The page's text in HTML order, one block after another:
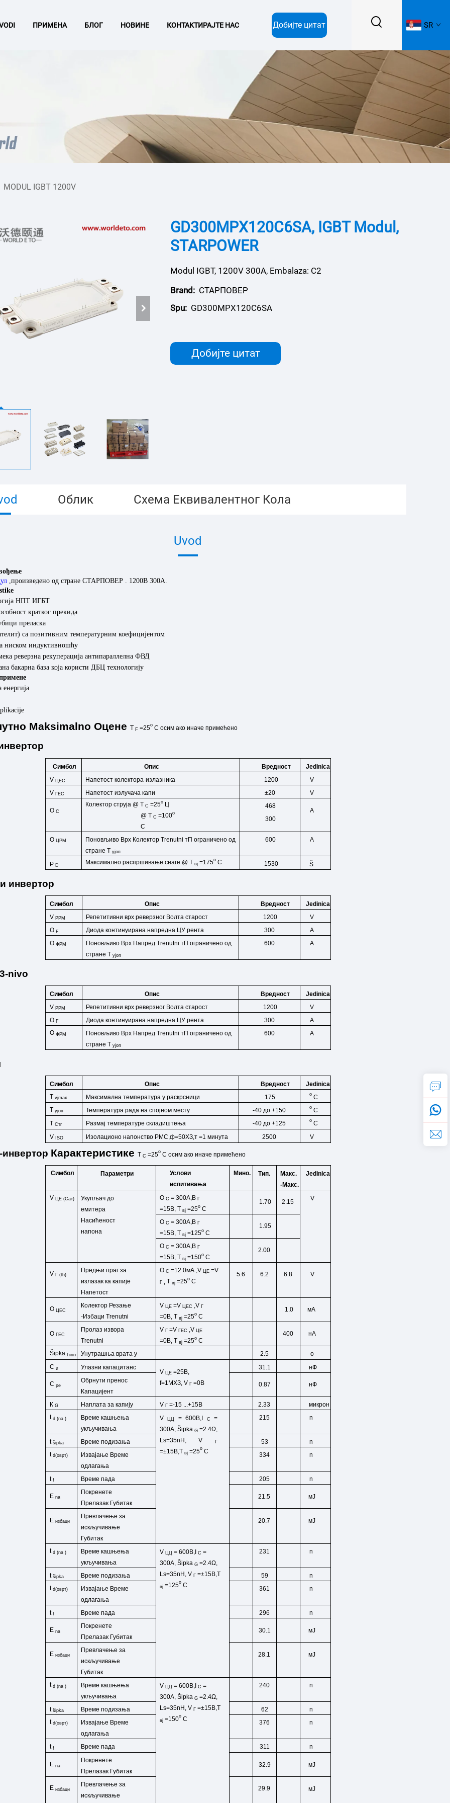
ПРИМЕНА БЛОГ НОВИНЕ КОНТАКТИРАЈТЕ НАС Добијте цитат SR
MODUL IGBT 1200V
GD300MPX120C6SA, IGBT Modul,
STARPOWER
Modul IGBT, 1200V 300A, Embalaza: C2
Brand: СТАРПОВЕР
Spu: GD300MPX120C6SA
Добијте цитат
Облик Схема Еквивалентног Кола
Uvod
,произведено од стране СТАРПОВЕР . 1200В 300А.
НПТ ИГБТ
кратког прекида
преласка
са позитивним температурним коефицијентом
ниском индуктивношћу
реверзна рекуперација антипараллелна ФВД
бакарна база која користи ДБЦ технологију
енергија
Maksimalno Оцене T F =25o C осим ако иначе примећено
Симбол Опис Вредност
Jedinica
V
ЦЕС Напетост колектора-излазника 1200
V
V ГЕС Напетост излучача капи ±20 V
O C
Колектор струја @ Т C =25o Ц
@ ТC=100o
C
468
300
A
O ЦРМ Поновљиво Врх Колектор Trenutni тП ограничено од
стране T ујоп
600 A
P D Максимално распршивање снаге @ Т вј =175o C 1530 Š
инвертор
Симбол Опис Вредност
Jedinica
V РРМ Репетитивни врх реверзног Волта старост 1200
V
O F Диода континуирана напредна ЦУ рента 300
A
O ФРМ Поновљиво Врх Напред Trenutni тП ограничено од
стране T ујоп
600 A
nivo
Симбол Опис Вредност
Jedinica
V РРМ Репетитивни врх реверзног Волта старост 1200
V
O F Диода континуирана напредна ЦУ рента 300
A
O ФРМ Поновљиво Врх Напред Trenutni тП ограничено од
стране T ујоп
600 A
Симбол Опис Вредност
Jedinica
Tvjmax Максимална температура у раскрсници 175 o C
Tујоп Температура рада на спојном месту -40 до +150 o C
TСтг Размај температуре складиштења -40 до +125 o C
V ISO Изолационо напонство РМС,ф=50ХЗ,т =1 минута 2500 V
-инвертор Карактеристике T C =25o C осим ако иначе примећено
Симбол Параметри
Услови
испитивања
Мино. Тип.
Макс.
-Макс.
Jedinica
V ЦЕ (Сат)
Укупљач до
емитера
Насићеност
напона
O C = 300А,В Г
=15В, T вј =25o C
1.70 2.15
V
O C = 300А,В Г
=15В, T вј =125o C
1.95
O C = 300А,В Г
=15В, T вј =150o C
2.00
V Г (th)
Предњи праг за
излазак ка капије
Напетост
O C =12.0мА V ЦЕ =V
Г , T вј =25o C
5.6 6.2 6.8 V
O ЦЕС
Колектор Резање
-Избаци Trenutni
V ЦЕ =V ЦЕС ,V Г
=0В, T вј =25o C
1.0 мА
O ГЕС
Пролаз извора
Trenutni
V Г =V ГЕС ,V ЦЕ
=0В, T вј =25o C
400 нА
Šipka Гинт Унутрашња врата у 2.5
о
Cи Улазни капацитанс
V ЦЕ =25В,
f=1МХЗ, V Г =0В
31.1 нФ
Cре
Обрнути пренос
Капацијент
0.87 нФ
КG Наплата за капију V Г =-15 ...+15В 2.33
микрон
t d (na )
Време кашњења
укључивања
VЦЦ = 600В,I C=
300А, ŠipkaG=2.4Ω,
Ls=35nH,VГ
=±15В,Т вј =25o C
215 n
t šipka Време подизања 53
n
t d(оврт) Извајање Време
одлагања
334 n
t f Време пада 205 n
E na
Покренете
Прелазак Губитак
21.5 мЈ
E избаци
Превлачење за
искључивање
Губитак
20.7 мЈ
t d (na )
Време кашњења
укључивања
V ЦЦ = 600В,I C =
300А, Šipka G =2.4Ω,
Ls=35nH, V Г =±15В,Т
вј =125o C
231 n
t šipka Време подизања 59
n
t d(оврт) Извајање Време
одлагања
361 n
t f Време пада 296 n
E na
Покренете
Прелазак Губитак
30.1 мЈ
E избаци
Превлачење за
искључивање
Губитак
28.1 мЈ
t d (na )
Време кашњења
укључивања
V ЦЦ = 600В,I C =
300А, Šipka G =2.4Ω,
Ls=35nH, V Г =±15В,Т
вј =150o C
240 n
t šipka Време подизања 62
n
t d(оврт) Извајање Време
одлагања
376 n
t f Време пада 311 n
E na
Покренете
Прелазак Губитак
32.9 мЈ
E избаци
Превлачење за
искључивање
29.9 мЈ